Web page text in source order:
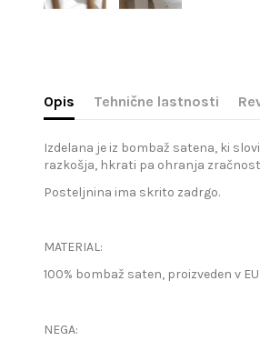
Opis Tehnične lastnosti
Izdelana je iz bombaž satena, ki
razkošja, hkrati pa ohranja
Posteljnina ima skrito zadrgo.
MATERIAL:
100% bombaž saten, proizveden v EU.
NEGA: